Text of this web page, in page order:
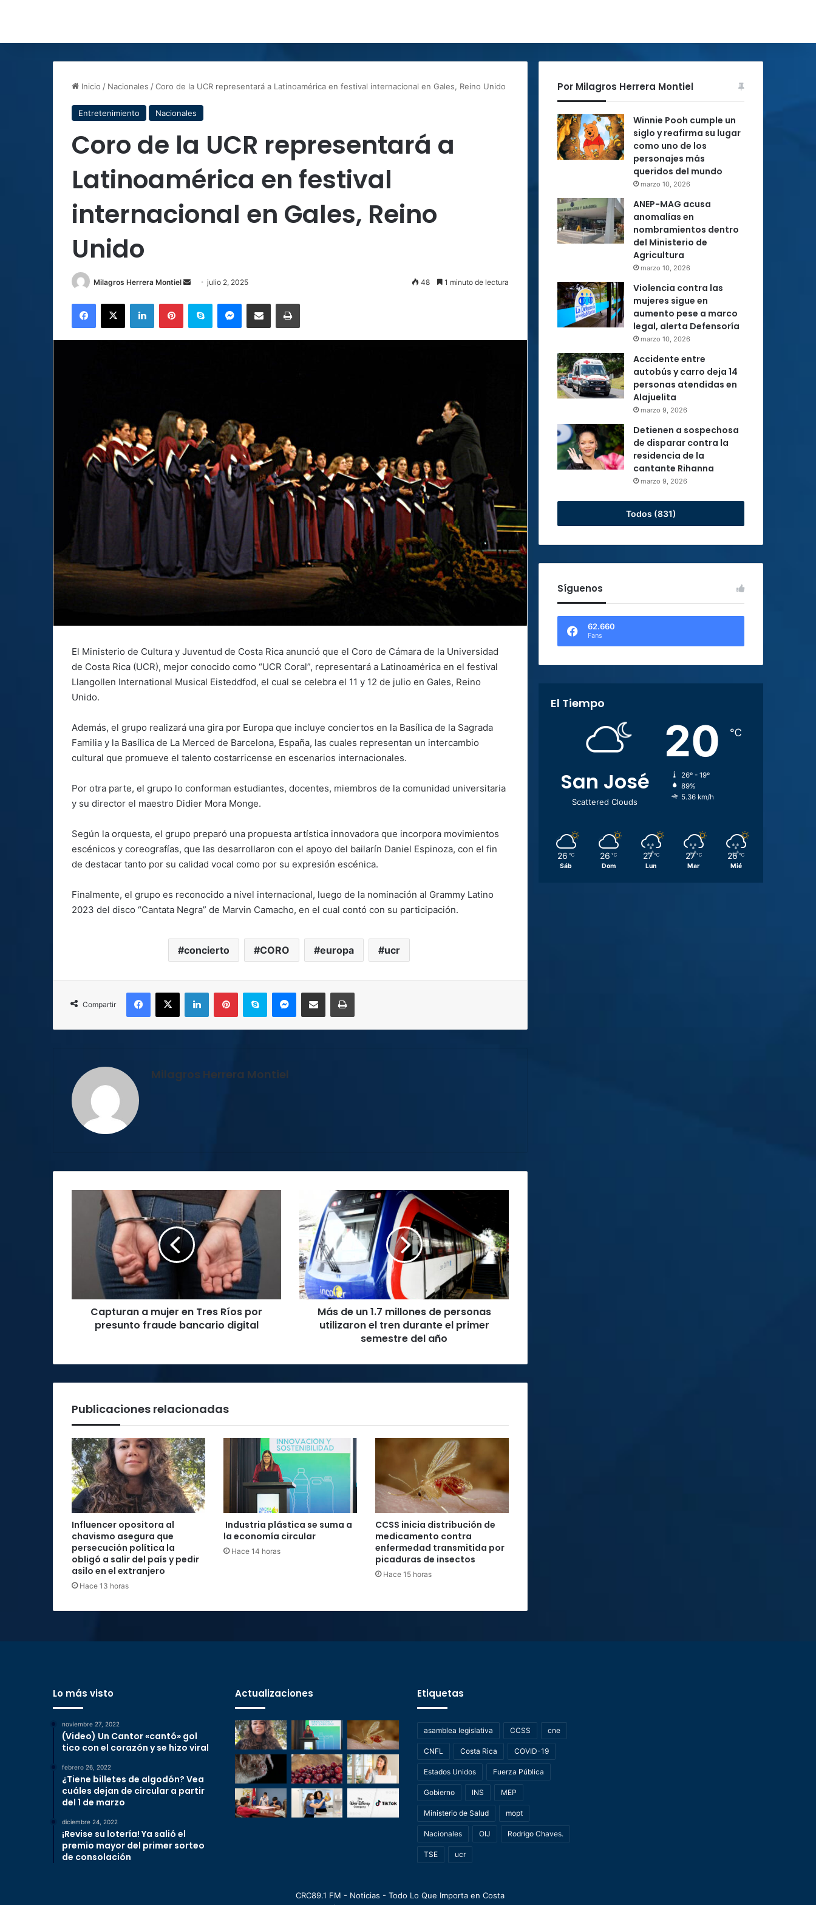
Inicio / Nacionales /Coro de la UCR representará a Latinoamérica en festival internacional en Gales, Reino Unido
Entretenimiento Nacionales
Coro de la UCR representará a
Latinoamérica en festival
internacional en Gales, Reino
Unido
Milagros Herrera Montiel
Send
email
julio 2, 2025 48 1 minuto de lectura
Facebook
X LinkedInPinterestSkype MessengerCompartir por correo electrónicoImprimir
El Ministerio de Cultura y Juventud de Costa Rica anunció que el Coro de Cámara de la Universidad
de Costa Rica (UCR), mejor conocido como “UCR Coral”, representará a Latinoamérica en el festival
Llangollen International Musical Eisteddfod, el cual se celebra el 11 y 12 de julio en Gales, Reino
Unido.
Además, el grupo realizará una gira por Europa que incluye conciertos en la Basílica de la Sagrada
Familia y la Basílica de La Merced de Barcelona, España, las cuales representan un intercambio
cultural que promueve el talento costarricense en escenarios internacionales.
Por otra parte, el grupo lo conforman estudiantes, docentes, miembros de la comunidad universitaria
y su director el maestro Didier Mora Monge.
Según la orquesta, el grupo preparó una propuesta artística innovadora que incorpora movimientos
escénicos y coreografías, que las desarrollaron con el apoyo del bailarín Daniel Espinoza, con el fin
de destacar tanto por su calidad vocal como por su expresión escénica.
Finalmente, el grupo es reconocido a nivel internacional, luego de la nominación al Grammy Latino
2023 del disco “Cantata Negra” de Marvin Camacho, en el cual contó con su participación.
concierto CORO europa ucr
Compartir
Facebook
X LinkedInPinterestSkype MessengerCompartir por correo electrónicoImprimir
Milagros Herrera Montiel
Capturan
presunto
fraude
bancarioCapturan a mujer en Tres Ríos por
presunto fraude bancario digital
de
un
millones
de
personas
utilizaron
el
durante
semestre
Más de un 1.7 millones de personas
utilizaron el tren durante el primer
semestre del año
Publicaciones relacionadas
Influencer opositora al
chavismo asegura que
persecución política la
obligó a salir del país y pedir
asilo en el extranjero
Hace 13 horas
Industria plástica se suma a
la economía circular
Hace 14 horas
CCSS inicia distribución de
medicamento contra
enfermedad transmitida por
picaduras de insectos
Hace 15 horas
Por Milagros Herrera Montiel
Winnie Pooh cumple un
siglo y reafirma su lugar
como uno de los
personajes más
queridos del mundo
marzo 10, 2026
ANEP-MAG acusa
anomalías en
nombramientos dentro
del Ministerio de
Agricultura
marzo 10, 2026
Violencia contra las
mujeres sigue en
aumento pese a marco
legal, alerta Defensoría
marzo 10, 2026
Accidente entre
autobús y carro deja 14
personas atendidas en
Alajuelita
marzo 9, 2026
Detienen a sospechosa
de disparar contra la
residencia de la
cantante Rihanna
marzo 9, 2026
Todos (831)
Síguenos
62.660
Fans
El Tiempo
San José
Scattered Clouds
20 ℃
26º - 19º
89%
5.36 km/h
26 ℃
Sáb
26 ℃
Dom
27 ℃
Lun
27 ℃
Mar
26 ℃
Mié
Lo más visto
noviembre 27, 2022
(Video) Un Cantor «cantó» gol
tico con el corazón y se hizo viral
febrero 26, 2022
¿Tiene billetes de algodón? Vea
cuáles dejan de circular a partir
del 1 de marzo
diciembre 24, 2022
¡Revise su lotería! Ya salió el
premio mayor del primer sorteo
de consolación
Actualizaciones Etiquetas
asamblea legislativa CCSS cne
CNFL Costa Rica COVID-19
Estados Unidos Fuerza Pública
Gobierno INS MEP
Ministerio de Salud mopt
Nacionales OIJ Rodrigo Chaves.
TSE ucr
CRC89.1 FM - Noticias - Todo Lo Que Importa en Costa